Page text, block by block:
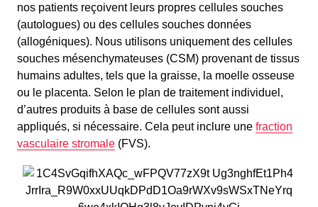
nos patients reçoivent leurs propres cellules souches
(autologues) ou des cellules souches données
(allogéniques). Nous utilisons uniquement des cellules
souches mésenchymateuses (CSM) provenant de tissus
humains adultes, tels que la graisse, la moelle osseuse
ou le placenta. Selon le plan de traitement individuel,
d’autres produits à base de cellules sont aussi
appliqués, si nécessaire. Cela peut inclure une fraction
vasculaire stromale (FVS).